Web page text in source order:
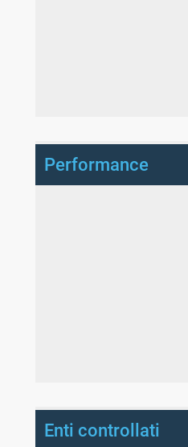
Performance
Enti controllati